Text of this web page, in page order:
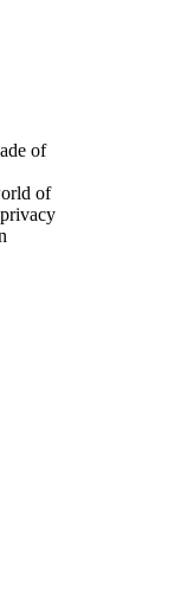
of
of